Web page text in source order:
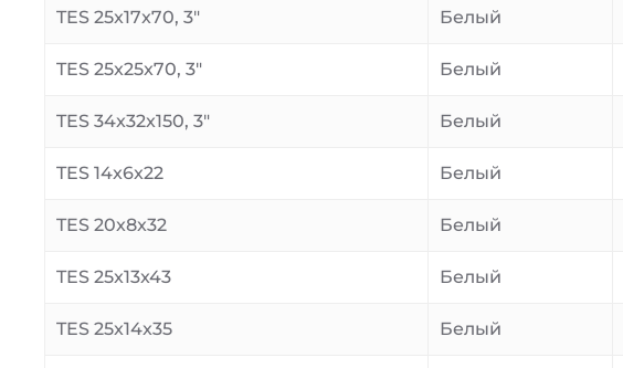
TES 25x17x70, 3″ Белый
TES 25x25x70, 3″ Белый
TES 34x32x150, 3″ Белый
TES 14x6x22 Белый
TES 20x8x32 Белый
TES 25x13x43 Белый
TES 25x14x35 Белый